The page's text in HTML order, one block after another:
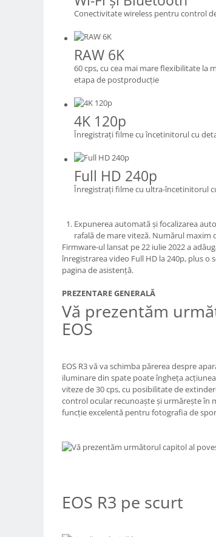
Camere Video Cinematice
Accesorii camere video de actiune
Acumulatori camere video
Stabilizatoare (Gimbal) / Steady
Accesorii diverse pt camere video
Camere Video Cinematice
Camere Video Compacte
Trepiede si monopiede
Trepiede foto
Trepiede video
Trepied / Monopied Carbon
Monopiede foto/video
Cap trepied si monopied
Carucioare trepied (Dolly)
Huse trepied / stativ lumini
Conectivitate wireless pentru control
RAW 6K
60 cps, cu cea mai mare flexibilitate la
etapa de postproducţie
4K 120p
Înregistraţi filme cu încetinitorul cu
Full HD 240p
Înregistraţi filme cu ultra-încetinitorul
Expunerea automată şi focalizarea
rafală de mare viteză. Numărul maxim
Firmware-ul lansat pe 22 iulie 2022 a
înregistrarea video Full HD la 240p, plus o
pagina de asistenţă.
PREZENTARE GENERALĂ
Vă prezentăm
EOS
EOS R3 vă va schimba părerea despre
iluminare din spate poate îngheţa
viteze de 30 cps, cu posibilitate de
control ocular recunoaşte şi urmăreşte în
funcţie excelentă pentru fotografia de
EOS R3 pe scurt